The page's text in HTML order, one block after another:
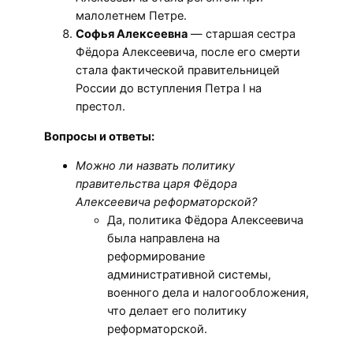
малолетнем Петре.
Софья Алексеевна — старшая сестра
Фёдора Алексеевича, после его смерти
стала фактической правительницей
России до вступления Петра I на
престол.
Вопросы и ответы:
Можно ли назвать политику
правительства царя Фёдора
Алексеевича реформаторской?
Да, политика Фёдора Алексеевича
была направлена на
реформирование
административной системы,
военного дела и налогообложения,
что делает его политику
реформаторской.